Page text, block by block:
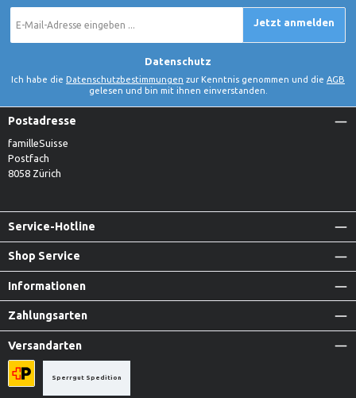
Mail-
Jetzt anmelden
Datenschutz
Ich habe die Datenschutzbestimmungen zur Kenntnis genommen und die AGB
gelesen und bin mit ihnen einverstanden.
Postadresse
familleSuisse
Postfach
8058 Zürich
Service-Hotline
Shop Service
Informationen
Zahlungsarten
Versandarten
Priority A-Post
Sperrgut Spedition